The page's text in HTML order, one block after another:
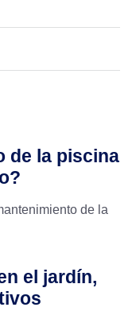
de la piscina
de la
el jardín,